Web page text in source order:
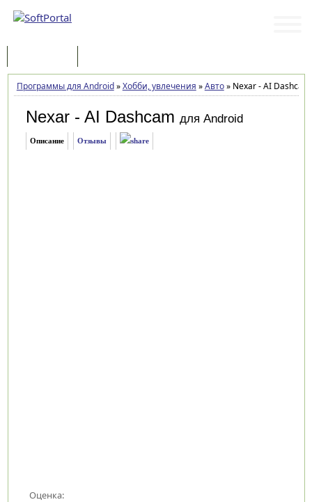
Программы для Android»Хобби, увлечения »Авто»Nexar - AI Dashcam
Nexar - AI Dashcam для Android
Описание Отзывы
Оценка: